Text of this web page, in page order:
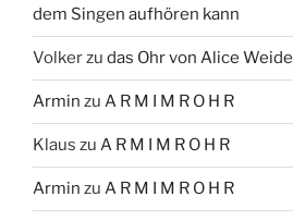
dem Singen aufhören kann
Volkerzu das Ohr von Alice Weidel
Armin zu A R M I M R O H R
Klaus zu A R M I M R O H R
Armin zu A R M I M R O H R